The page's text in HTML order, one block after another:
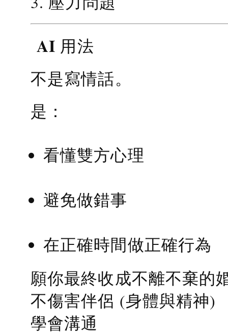
AI 用法
不是寫情話。
是：
看懂雙方心理
避免做錯事
在正確時間做正確行為
願你最終收成不離不棄的
不傷害伴侶 (身體與精神)
學會溝通